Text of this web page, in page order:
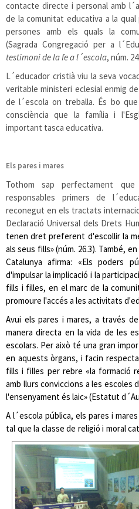
contacte directe i personal amb
de la comunitat educativa a la
persones amb els quals la
(Sagrada Congregació per a
testimoni de la fe a l´escola, núm.
L´educador cristià viu la seva
veritable ministeri eclesial enmig
de l´escola on treballa. És bo
consciència que la família i
important tasca educativa.
Els pares i mares
Tothom sap perfectament
responsables primers de
reconegut en els tractats
Declaració Universal dels Drets
tenen dret preferent d'escollir la
als seus fills» (núm. 26.3). També,
Catalunya afirma: «Els poders
d'impulsar la implicació i la
fills i filles, en el marc de la
promoure l'accés a les activitats
Avui els pares i mares, a través
manera directa en la vida de les
escolars. Per això té una gran
en aquests òrgans, i facin
fills i filles per rebre «la formació
amb llurs conviccions a les escoles
l'ensenyament és laic» (Estatut
A l´escola pública, els pares i
tal que la classe de religió i moral